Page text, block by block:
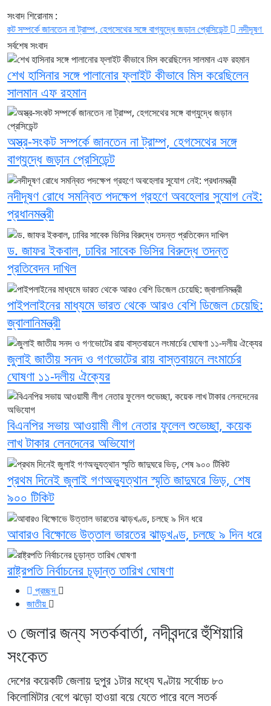
সংবাদ শিরোনাম :
জানতেন না ট্রাম্প, হেগসেথের সঙ্গে বাগ্‌যুদ্ধে জড়ান প্রেসিডেন্ট নদীদূষণ রোধে
প্রচ্ছদ
জাতীয়
৩ জেলার জন্য সতর্কবার্তা, নদীবন্দরে হুঁশিয়ারি
সংকেত
দেশের কয়েকটি জেলায় দুপুর ১টার মধ্যে ঘণ্টায় সর্বোচ্চ ৮০
কিলোমিটার বেগে ঝড়ো হাওয়া বয়ে যেতে পারে বলে সতর্ক
সর্বশেষ সংবাদ
শেখ হাসিনার সঙ্গে পালানোর ফ্লাইট কীভাবে মিস করেছিলেন
সালমান এফ রহমান
অস্ত্র-সংকট সম্পর্কে জানতেন না ট্রাম্প, হেগসেথের সঙ্গে
বাগ্‌যুদ্ধে জড়ান প্রেসিডেন্ট
নদীদূষণ রোধে সমন্বিত পদক্ষেপ গ্রহণে অবহেলার সুযোগ নেই:
প্রধানমন্ত্রী
ড. জাফর ইকবাল, ঢাবির সাবেক ভিসির বিরুদ্ধে তদন্ত
প্রতিবেদন দাখিল
পাইপলাইনের মাধ্যমে ভারত থেকে আরও বেশি ডিজেল চেয়েছি:
জ্বালানিমন্ত্রী
জুলাই জাতীয় সনদ ও গণভোটের রায় বাস্তবায়নে লংমার্চের
ঘোষণা ১১-দলীয় ঐক্যের
বিএনপির সভায় আওয়ামী লীগ নেতার ফুলেল শুভেচ্ছা, কয়েক
লাখ টাকার লেনদেনের অভিযোগ
প্রথম দিনেই জুলাই গণঅভ্যুত্থান স্মৃতি জাদুঘরে ভিড়, শেষ
৯০০ টিকিট
আবারও বিক্ষোভে উত্তাল ভারতের ঝাড়খণ্ড, চলছে ৯ দিন ধরে
রাষ্ট্রপতি নির্বাচনের চূড়ান্ত তারিখ ঘোষণা